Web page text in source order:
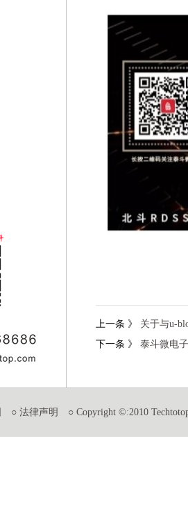
上一条 》 关于与u-
下一条 》 泰斗微电
○ 法律声明 ○ Copyright ©:2010